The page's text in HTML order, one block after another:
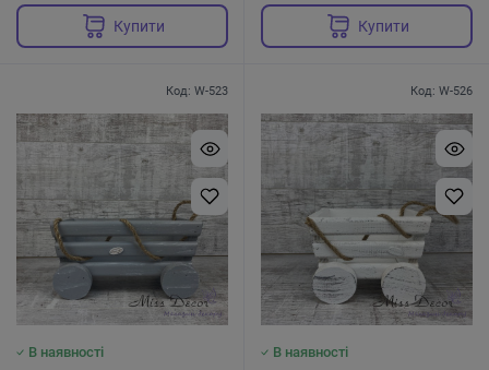
Купити Купити
Код: W-523
В наявності
Код: W-526
В наявності